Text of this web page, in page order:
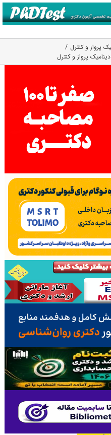
پرواز و کنترل
پرواز و کنترل